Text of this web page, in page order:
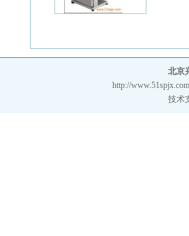
北京
http://
技术